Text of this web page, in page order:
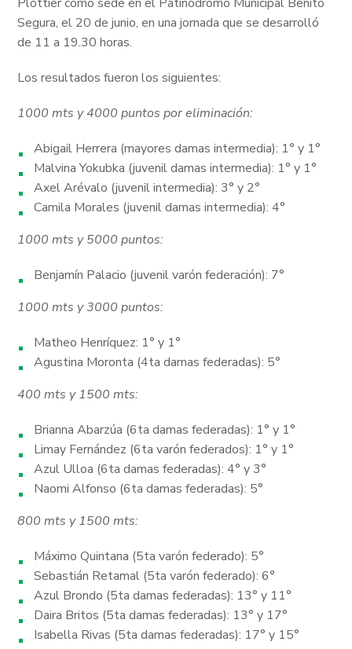
Segura, el 20 de junio, en una jornada que se desarrolló
de 11 a 19.30 horas.
Los resultados fueron los siguientes:
1000 mts y 4000 puntos por eliminación:
Abigail Herrera (mayores damas intermedia): 1° y 1°
Malvina Yokubka (juvenil damas intermedia): 1° y 1°
Axel Arévalo (juvenil intermedia): 3° y 2°
Camila Morales (juvenil damas intermedia): 4°
1000 mts y 5000 puntos:
Benjamín Palacio (juvenil varón federación): 7°
1000 mts y 3000 puntos:
Matheo Henríquez: 1° y 1°
Agustina Moronta (4ta damas federadas): 5°
400 mts y 1500 mts:
Brianna Abarzúa (6ta damas federadas): 1° y 1°
Limay Fernández (6ta varón federados): 1° y 1°
Azul Ulloa (6ta damas federadas): 4° y 3°
Naomi Alfonso (6ta damas federadas): 5°
800 mts y 1500 mts:
Máximo Quintana (5ta varón federado): 5°
Sebastián Retamal (5ta varón federado): 6°
Azul Brondo (5ta damas federadas): 13° y 11°
Daira Britos (5ta damas federadas): 13° y 17°
Isabella Rivas (5ta damas federadas): 17° y 15°